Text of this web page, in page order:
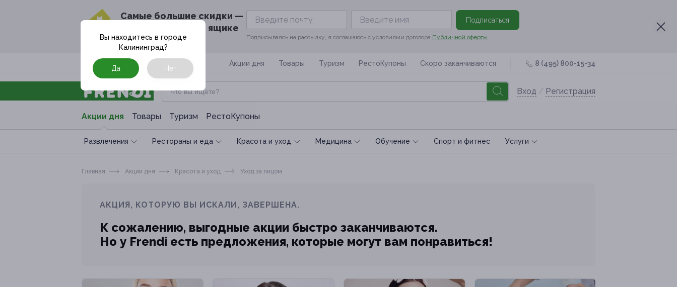
Cамые большие скидки —
в твоём почтовом ящике
Подписаться
Подписываясь на рассылку, я соглашаюсь с условиями договора Публичной оферты
Москва Акции дня Товары Туризм РестоКупоны Скоро заканчиваются 8 (495) 800-15-34
Вход / Регистрация
Акции дня Товары Туризм РестоКупоны
Развлечения Рестораны и еда Красота и уход Медицина Обучение Спoрт и фитнес Услуги
Вы находитесь в городе
Калининград?
Да Нет
Главная Акции дня Красота и уход Уход за лицом
АКЦИЯ, КОТОРУЮ ВЫ ИСКАЛИ, ЗАВЕРШЕНА.
К сожалению, выгодные акции быстро заканчиваются.
Но у Frendi есть предложения, которые могут вам понравиться!